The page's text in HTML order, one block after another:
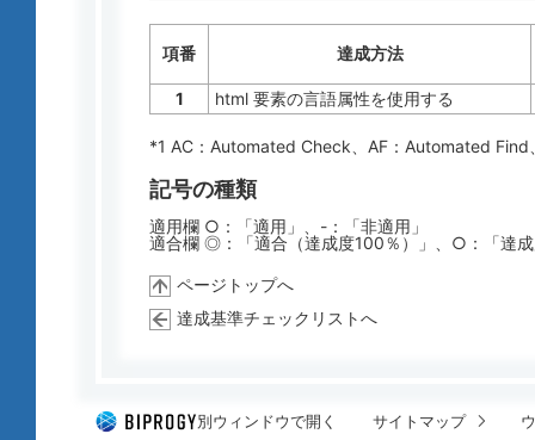
項番 達成方法
1 html 要素の言語属性を使用する
*1 AC： Automated Check 、AF： Automated Find
記号の種類
適用欄 ○：「適用」、-：「非適用」
適合欄 ◎：「適合（達成度100％）」、○：「達
ページトップへ
達成基準チェックリストへ
別ウィンドウで開く サイトマップ